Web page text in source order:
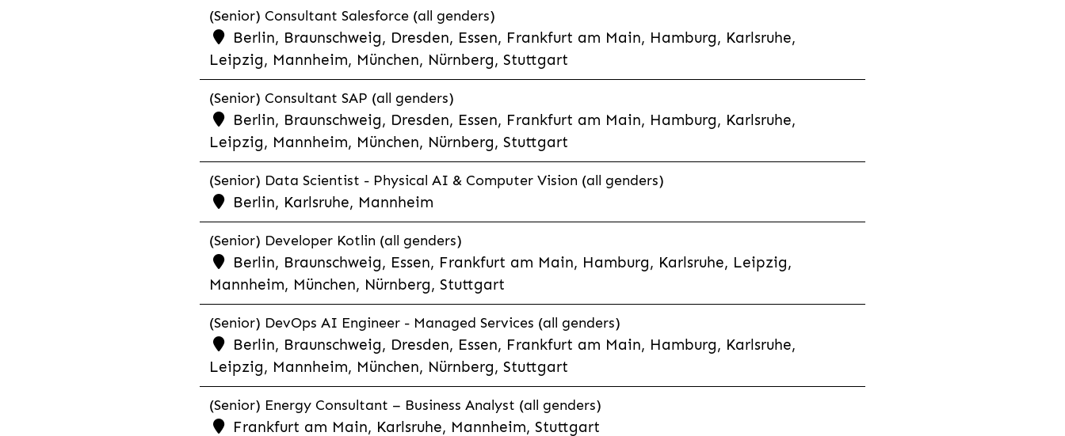
(Senior) Consultant Salesforce (all genders)
Berlin, Braunschweig, Dresden, Essen, Frankfurt am Main, Hamburg, Karlsruhe,
Leipzig, Mannheim, München, Nürnberg, Stuttgart
(Senior) Consultant SAP (all genders)
Berlin, Braunschweig, Dresden, Essen, Frankfurt am Main, Hamburg, Karlsruhe,
Leipzig, Mannheim, München, Nürnberg, Stuttgart
(Senior) Data Scientist - Physical AI & Computer Vision (all genders)
Berlin, Karlsruhe, Mannheim
(Senior) Developer Kotlin (all genders)
Berlin, Braunschweig, Essen, Frankfurt am Main, Hamburg, Karlsruhe, Leipzig,
Mannheim, München, Nürnberg, Stuttgart
(Senior) DevOps AI Engineer - Managed Services (all genders)
Berlin, Braunschweig, Dresden, Essen, Frankfurt am Main, Hamburg, Karlsruhe,
Leipzig, Mannheim, München, Nürnberg, Stuttgart
(Senior) Energy Consultant – Business Analyst (all genders)
Frankfurt am Main, Karlsruhe, Mannheim, Stuttgart